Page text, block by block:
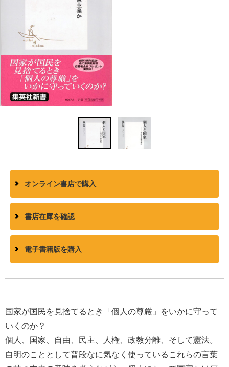
オンライン書店で購入
書店在庫を確認
電子書籍版を購入
国家が国民を見捨てるとき「個人の尊厳」をいかに守って
いくのか？
個人、国家、自由、民主、人権、政教分離、そして憲法。
自明のこととして普段なに気なく使っているこれらの言葉